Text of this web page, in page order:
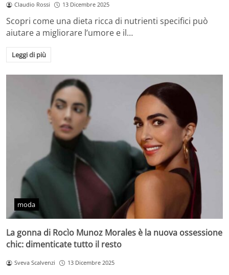
Claudio Rossi 13 Dicembre 2025
Scopri come una dieta ricca di nutrienti specifici può
aiutare a migliorare l’umore e il…
Leggi di più
moda
La gonna di Rocìo Munoz Morales è la nuova ossessione
chic: dimenticate tutto il resto
Sveva Scalvenzi 13 Dicembre 2025